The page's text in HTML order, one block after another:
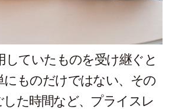
していたものを受け継ぐと
にものだけではない、その
した時間など、プライスレ